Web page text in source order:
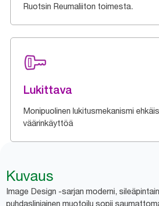
Ruotsin Reumaliiton toimesta.
Lukittava
Monipuolinen lukitusmekanismi
väärinkäyttöä
Kuvaus
Image Design -sarjan moderni,
puhdaslinjainen muotoilu sopii